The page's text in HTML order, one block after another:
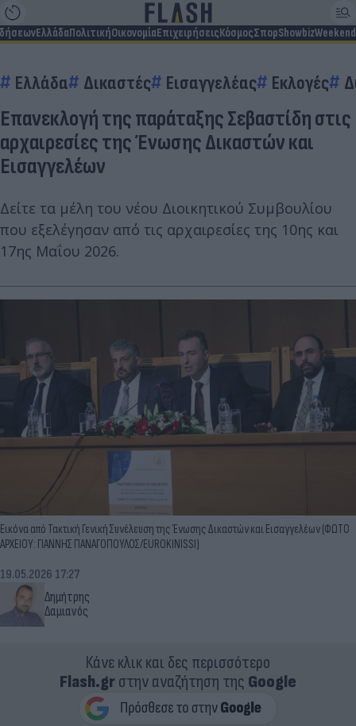
ΕλλάδαΠολιτικήΟικονομίαΕπιχειρήσειςΚόσμοςΣπορShowbizWeekend
Ελλάδα Δικαστές Εισαγγελέας Εκλογές
Επανεκλογή της παράταξης Σεβαστίδη στις
αρχαιρεσίες της Ένωσης Δικαστών και
Εισαγγελέων
Δείτε τα μέλη του νέου Διοικητικού Συμβουλίου
που εξελέγησαν από τις αρχαιρεσίες της 10ης και
17ης Μαΐου 2026.
Εικόνα από Τακτική Γενική Συνέλευση της Ένωσης Δικαστών και Εισαγγελέων (ΦΩΤΟ
ΑΡΧΕΙΟΥ: ΓΙΑΝΝΗΣ ΠΑΝΑΓΟΠΟΥΛΟΣ/EUROKINISSI)
Δημήτρης
Δαμιανός
19.05.2026 17:27
Κάνε κλικ και δες περισσότερο
Flash.grστην αναζήτηση της Google